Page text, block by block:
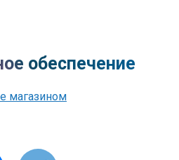
обеспечение
магазином